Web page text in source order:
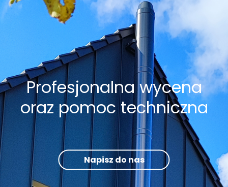
Profesjonalna wycena
oraz pomoc techniczna
Napisz do nas